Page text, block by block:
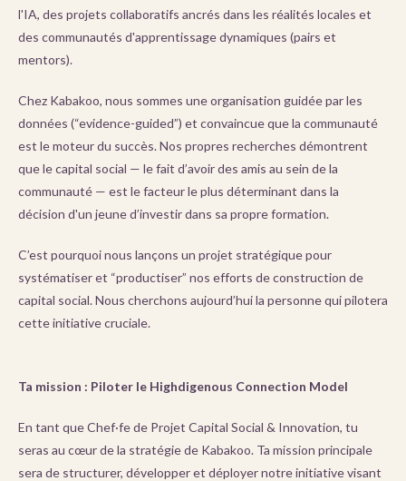
l'IA, des projets collaboratifs ancrés dans les réalités locales et
des communautés d'apprentissage dynamiques (pairs et
mentors).
Chez Kabakoo, nous sommes une organisation guidée par les
données (“evidence-guided”) et convaincue que la communauté
est le moteur du succès. Nos propres recherches démontrent
que le capital social — le fait d’avoir des amis au sein de la
communauté — est le facteur le plus déterminant dans la
décision d'un jeune d’investir dans sa propre formation.
C’est pourquoi nous lançons un projet stratégique pour
systématiser et “productiser” nos efforts de construction de
capital social. Nous cherchons aujourd’hui la personne qui pilotera
cette initiative cruciale.
Ta mission : Piloter le Highdigenous Connection Model
En tant que Chef·fe de Projet Capital Social & Innovation, tu
seras au cœur de la stratégie de Kabakoo. Ta mission principale
sera de structurer, développer et déployer notre initiative visant